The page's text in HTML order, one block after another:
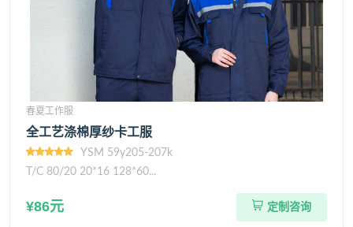
春夏工作服
全工艺涤棉厚纱卡工服
YSM 59y205-207k
T/C 80/20 20*16 128*60...
¥86元 定制咨询